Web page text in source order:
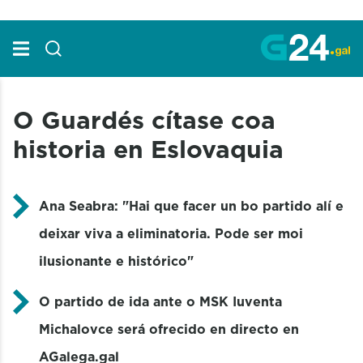
O Guardés cítase coa
historia en Eslovaquia
Ana Seabra: "Hai que facer un bo partido alí e
deixar viva a eliminatoria. Pode ser moi
ilusionante e histórico"
O partido de ida ante o MSK Iuventa
Michalovce será ofrecido en directo en
AGalega.gal